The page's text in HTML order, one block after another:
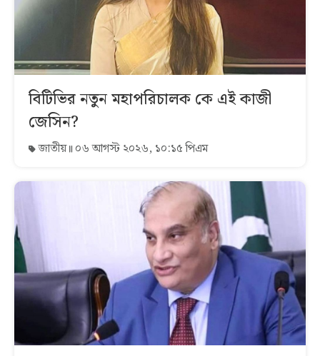
বিটিভির নতুন মহাপরিচালক কে এই কাজী
জেসিন?
জাতীয় ০৬ আগস্ট ২০২৬, ১০:১৫ পিএম